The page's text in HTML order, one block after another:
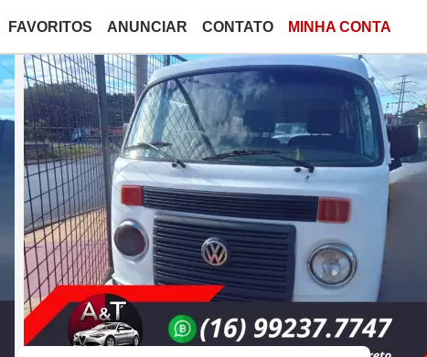
FAVORITOS ANUNCIAR CONTATO MINHA CONTA